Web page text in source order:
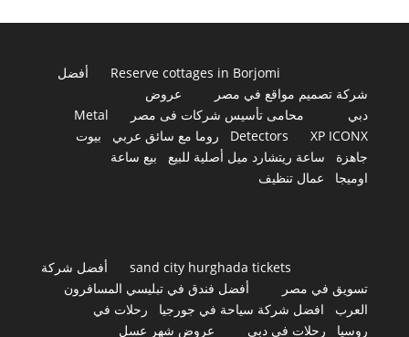
Reserve cottages in Borjomi
أفضل
شركة تصميم مواقع في مصر
عروض
دبي
محامى تأسيس شركات فى مصر
Metal
Detectors
XP ICONX روما مع سائق عربي
بيوت
جاهزة
ساعة ريتشارد ميل أصلية للبيع
بيع ساعة
اوميجا
عمال تنظيف
sand city hurghada tickets
أفضل شركة
تسويق في مصر
أفضل فندق في تبليسي المسافرون
العرب
افضل شركة سياحة في جورجيا
رحلات في
روسيا
رحلات في دبي
عروض شهر عسل